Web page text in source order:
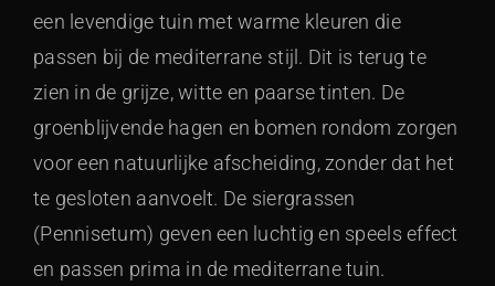
een levendige tuin met warme kleuren die
passen bij de mediterrane stijl. Dit is terug te
zien in de grijze, witte en paarse tinten. De
groenblijvende hagen en bomen rondom zorgen
voor een natuurlijke afscheiding, zonder dat het
te gesloten aanvoelt. De siergrassen
(Pennisetum) geven een luchtig en speels effect
en passen prima in de mediterrane tuin.